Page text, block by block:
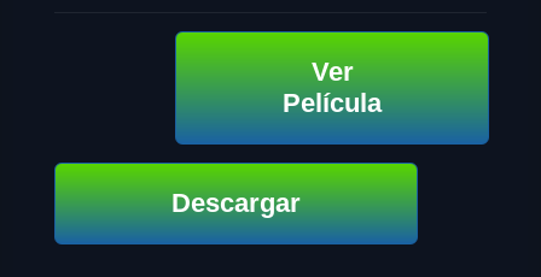
Ver
Película
Descargar